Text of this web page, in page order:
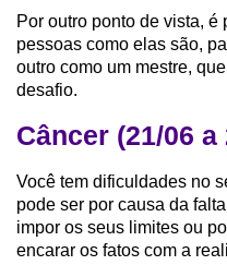
Por outro ponto de vista,
pessoas como elas são,
outro como um mestre,
desafio.
Câncer (21/06 a
Você tem dificuldades no
pode ser por causa da
impor os seus limites ou
encarar os fatos com a